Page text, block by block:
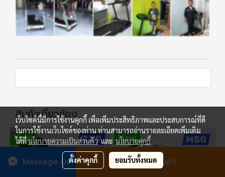
สั่งซื้อสินค้า
Message Us
สินค้าเกี่ยวข้อง
New New
เว็บไซต์นี้มีการใช้งานคุกกี้ เพื่อเพิ่มประสิทธิภาพและประสบการณ์ที่ดี
ในการใช้งานเว็บไซต์ของท่าน ท่านสามารถอ่านรายละเอียดเพิ่มเติม
ได้ที่นโยบายความเป็นส่วนตัวและ นโยบายคุกกี้
ตั้งค่าคุกกี้ ยอมรับทั้งหมด